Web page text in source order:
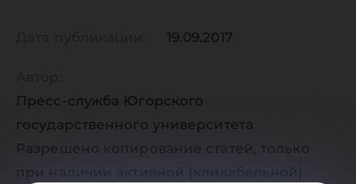
19.09.2017
Пресс-служба Югорского
государственного университета
Разрешено копирование статей, только
при наличии активной (кликабельной)